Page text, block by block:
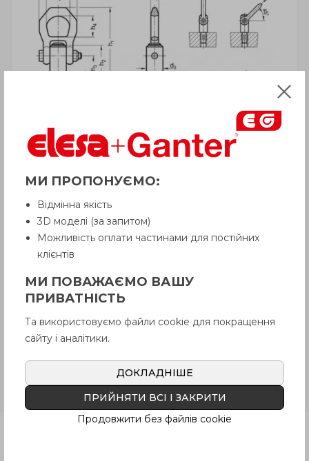
ВНИМАНИЕ!
Товар с пометкой «Есть в наличии»
отгружается Покупателю в срок до 6
рекомендуем уточнить у Продавца.
Продавец оставляет за собой право
отпускать товар в базовой цветовой
гамме, если иное не оговорено
Покупателем.
GN 1133-STТермообработанная
упрочнённая сталь
МИ ПРОПОНУЄМО:
Відмінна якість
3D моделі (за запитом)
Можливість оплати частинами для постійних
клієнтів
МИ ПОВАЖАЄМО ВАШУ
ПРИВАТНІСТЬ
Та використовуємо файли cookie для покращення
сайту і аналітики.
ДОКЛАДНІШЕ
ПРИЙНЯТИ ВСІ І ЗАКРИТИ
Продовжити без файлів cookie